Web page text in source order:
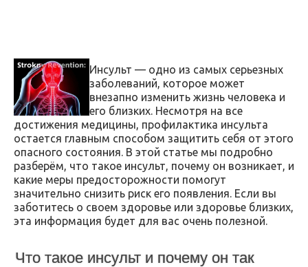
Инсульт — одно из самых серьезных
заболеваний, которое может
внезапно изменить жизнь человека и
его близких. Несмотря на все
достижения медицины, профилактика инсульта
остается главным способом защитить себя от этого
опасного состояния. В этой статье мы подробно
разберём, что такое инсульт, почему он возникает, и
какие меры предосторожности помогут
значительно снизить риск его появления. Если вы
заботитесь о своем здоровье или здоровье близких,
эта информация будет для вас очень полезной.
Что такое инсульт и почему он так